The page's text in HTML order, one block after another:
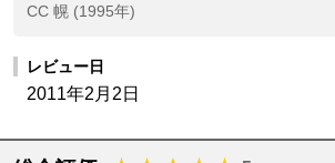
CC 幌 (1995年)
レビュー日
2011年2月2日